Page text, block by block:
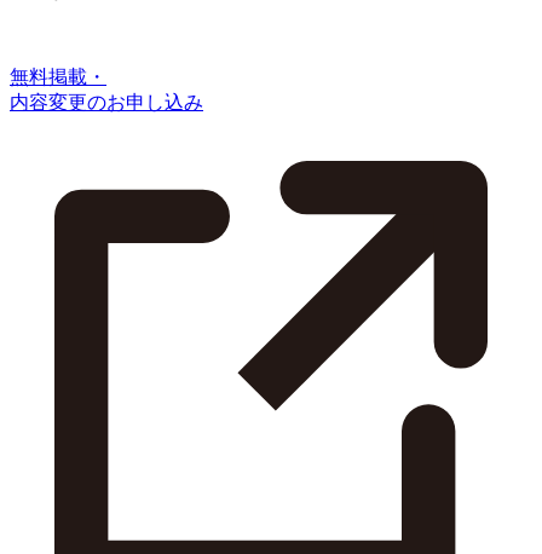
無料掲載・
内容変更のお申し込み